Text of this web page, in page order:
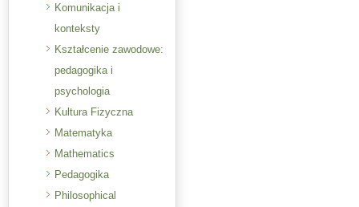
Komunikacja i
konteksty
Kształcenie zawodowe:
pedagogika i
psychologia
Kultura Fizyczna
Matematyka
Mathematics
Pedagogika
Philosophical